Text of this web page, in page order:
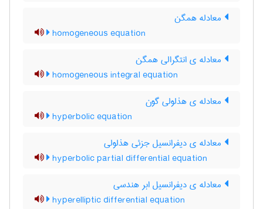
معادله همگن
homogeneous equation
معادله ی انتگرالی همگن
homogeneous integral equation
معادله ی هذلولی گون
hyperbolic equation
معادله ی دیفرانسیل جزئی هذلولی
hyperbolic partial differential equation
معادله ی دیفرانسیل ابر هندسی
hyperelliptic differential equation